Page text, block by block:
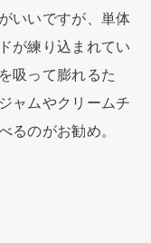
いいですが、単体
が練り込まれてい
吸って膨れるた
ャムやクリームチ
るのがお勧め。